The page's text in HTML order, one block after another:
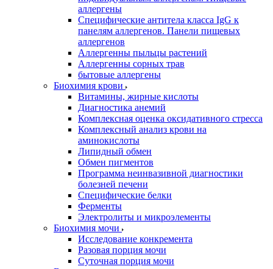
аллергены
Специфические антитела класса IgG к
панелям аллергенов. Панели пищевых
аллергенов
Аллергенны пыльцы растений
Аллергенны сорных трав
бытовые аллергены
Биохимия крови
Витамины, жирные кислоты
Диагностика анемий
Комплексная оценка оксидативного стресса
Комплексный анализ крови на
аминокислоты
Липидный обмен
Обмен пигментов
Программа неинвазивной диагностики
болезней печени
Специфические белки
Ферменты
Электролиты и микроэлементы
Биохимия мочи
Исследование конкремента
Разовая порция мочи
Суточная порция мочи